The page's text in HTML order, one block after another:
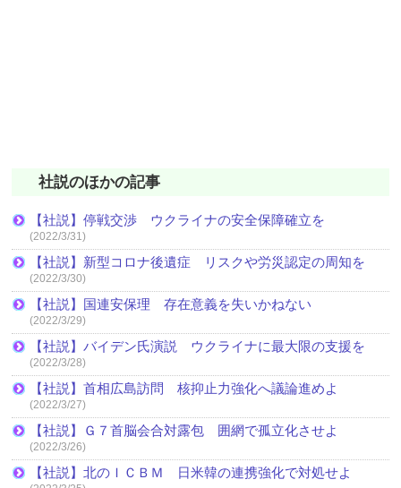
社説のほかの記事
【社説】停戦交渉 ウクライナの安全保障確立を
(2022/3/31)
【社説】新型コロナ後遺症 リスクや労災認定の周知を
(2022/3/30)
【社説】国連安保理 存在意義を失いかねない
(2022/3/29)
【社説】バイデン氏演説 ウクライナに最大限の支援を
(2022/3/28)
【社説】首相広島訪問 核抑止力強化へ議論進めよ
(2022/3/27)
【社説】Ｇ７首脳会合対露包 囲網で孤立化させよ
(2022/3/26)
【社説】北のＩＣＢＭ 日米韓の連携強化で対処せよ